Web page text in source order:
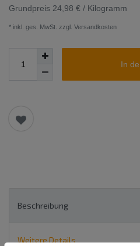
Grundpreis 24,98 € / Kilogramm
* inkl. ges. MwSt. zzgl. Versandkosten
In
Beschreibung
Weitere Details